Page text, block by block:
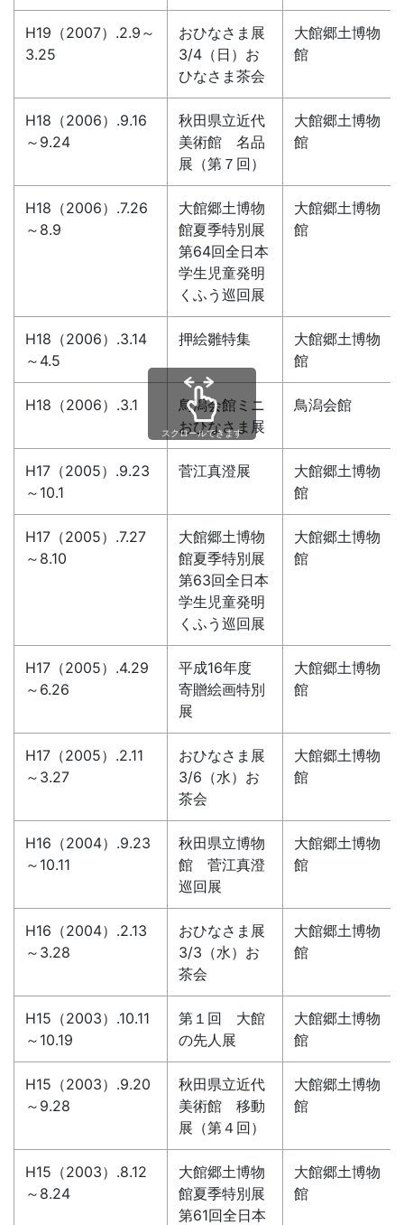
H19（2007）.2.9～
3.25
おひなさま展
3/4（日）お
ひなさま茶会
大館郷土博物
館
H18（2006）.9.16
～9.24
秋田県立近代
美術館 名品
展（第７回）
大館郷土博物
館
H18（2006）.7.26
～8.9
大館郷土博物
館夏季特別展
第64回全日本
学生児童発明
くふう巡回展
大館郷土博物
館
H18（2006）.3.14
～4.5
押絵雛特集
大館郷土博物
館
H18（2006）.3.1
鳥潟会館ミニ
おひなさま展
鳥潟会館
H17（2005）.9.23
～10.1
菅江真澄展
大館郷土博物
館
H17（2005）.7.27
～8.10
大館郷土博物
館夏季特別展
第63回全日本
学生児童発明
くふう巡回展
大館郷土博物
館
H17（2005）.4.29
～6.26
平成16年度
寄贈絵画特別
展
大館郷土博物
館
H17（2005）.2.11
～3.27
おひなさま展
3/6（水）お
茶会
大館郷土博物
館
H16（2004）.9.23
～10.11
秋田県立博物
館 菅江真澄
巡回展
大館郷土博物
館
H16（2004）.2.13
～3.28
おひなさま展
3/3（水）お
茶会
大館郷土博物
館
H15（2003）.10.11
～10.19
第１回 大館
の先人展
大館郷土博物
館
H15（2003）.9.20
～9.28
秋田県立近代
美術館 移動
展（第４回）
大館郷土博物
館
H15（2003）.8.12
～8.24
大館郷土博物
館夏季特別展
第61回全日本
大館郷土博物
館
スクロールできます